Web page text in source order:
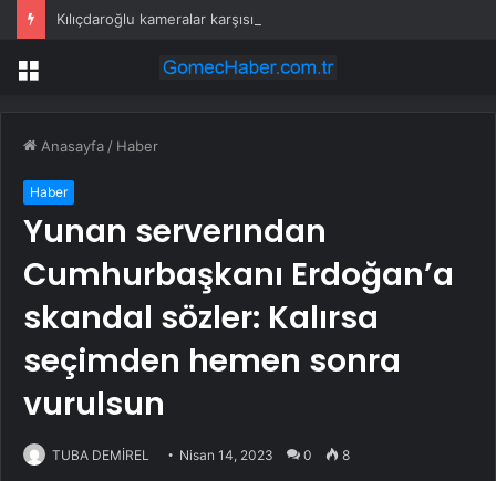
Menü
Anasayfa / Haber
Haber
Yunan serverından
Cumhurbaşkanı Erdoğan’a
skandal sözler: Kalırsa
seçimden hemen sonra
vurulsun
TUBA DEMİREL Nisan 14, 2023 0 8